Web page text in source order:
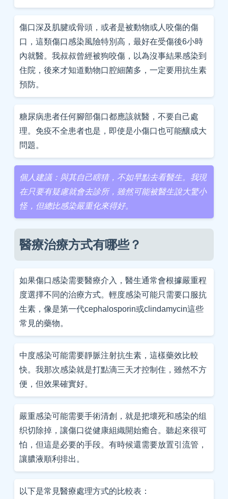
傷口深及肌腱或骨頭，或者是被動物或人咬傷的傷
口，這類傷口感染風險特別高，最好在受傷後6小時
內就醫。我叔叔曾經被狗咬傷，以為沒事結果感染到
住院，後來才知道動物口腔細菌多，一定要用抗生素
預防。
糖尿病患者任何腳部傷口都應該就醫，不要自己處
理。免疫不全患者也是，即使是小傷口也可能釀成大
問題。
個人建議：與其自己瞎猜，不如早點去看醫生。我現
在只要有疑慮就會去診所，雖然可能被醫生說大驚小
怪，但總比感染嚴重化來得好。
醫療治療方式有哪些？
如果傷口感染需要醫療介入，醫生通常會根據嚴重程
度選擇不同的治療方式。輕度感染可能只需要口服抗
生素，像是第一代cephalosporin或clindamycin這些
常見的藥物。
中度感染可能需要靜脈注射抗生素，這樣藥效比較
快。我那次感染就是打點滴三天才控制住，雖然不方
便，但效果確實好。
嚴重感染可能需要手術清創，就是把壞死和感染的组
织切除掉，讓傷口從健康組織開始癒合。聽起來很可
怕，但這是必要的手段。有時候還需要放置引流管，
讓膿液順利排出。
以下是常見醫療處理方式的比較表：